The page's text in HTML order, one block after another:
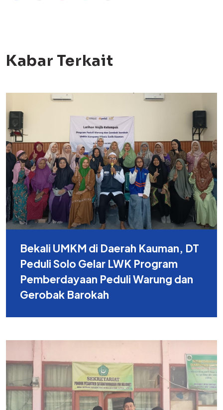
Kabar Terkait
Bekali UMKM di Daerah Kauman, DT
Peduli Solo Gelar LWK Program
Pemberdayaan Peduli Warung dan
Gerobak Barokah